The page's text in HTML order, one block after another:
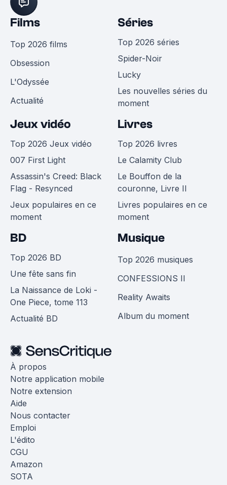
Films
Top 2026 films
Obsession
L'Odyssée
Actualité
Séries
Top 2026 séries
Spider-Noir
Lucky
Les nouvelles séries du
moment
Jeux vidéo
Top 2026 Jeux vidéo
007 First Light
Assassin's Creed: Black
Flag - Resynced
Jeux populaires en ce
moment
Livres
Top 2026 livres
Le Calamity Club
Le Bouffon de la
couronne, Livre II
Livres populaires en ce
moment
BD
Top 2026 BD
Une fête sans fin
La Naissance de Loki -
One Piece, tome 113
Actualité BD
Musique
Top 2026 musiques
CONFESSIONS II
Reality Awaits
Album du moment
À propos
Notre application mobile
Notre extension
Aide
Nous contacter
Emploi
L'édito
CGU
Amazon
SOTA